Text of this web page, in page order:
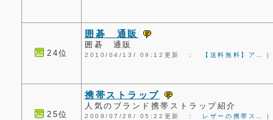
24位
囲碁 通販
囲碁 通販
2010/04/13/ 09:12更新 ： 【送料無料】ア…
25位
携帯ストラップ
人気のブランド携帯ストラップ紹介
2009/07/26/ 05:22更新 ： レザーの携帯ス…